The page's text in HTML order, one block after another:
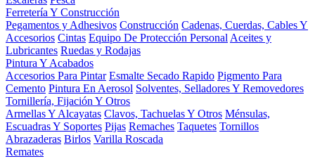
Ferretería Y Construcción
Pegamentos y Adhesivos Construcción Cadenas, Cuerdas, Cables Y
Accesorios Cintas Equipo De Protección Personal Aceites y
Lubricantes Ruedas y Rodajas
Pintura Y Acabados
Accesorios Para Pintar Esmalte Secado Rapido Pigmento Para
Cemento Pintura En Aerosol Solventes, Selladores Y Removedores
Tornillería, Fijación Y Otros
Armellas Y Alcayatas Clavos, Tachuelas Y Otros Ménsulas,
Escuadras Y Soportes Pijas Remaches Taquetes Tornillos
Abrazaderas Birlos Varilla Roscada
Remates